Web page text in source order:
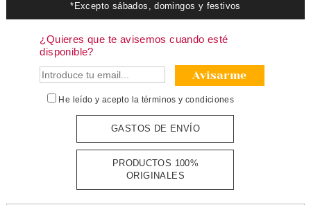
*Excepto sábados, domingos y festivos
¿Quieres que te avisemos cuando esté
disponible?
Avisarme
He leído y acepto la términos y condiciones
GASTOS DE ENVÍO
PRODUCTOS 100%
ORIGINALES